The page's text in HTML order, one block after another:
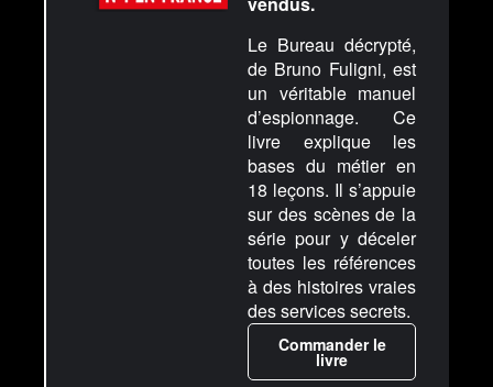
Le Bureau décrypté,
de Bruno Fuligni, est
un véritable manuel
d’espionnage. Ce
livre explique les
bases du métier en
18 leçons. Il s’appuie
sur des scènes de la
série pour y déceler
toutes les références
à des histoires vraies
des services secrets.
Commander le
livre